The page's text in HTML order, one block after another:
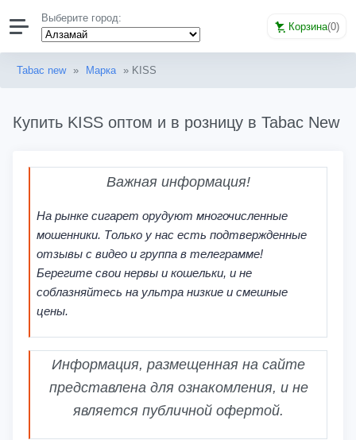
Выберите город:
Корзина(0)
Tabac new » Марка » KISS
Купить KISS оптом и в розницу в Tabac New
Важная информация!
На рынке сигарет орудуют многочисленные
мошенники. Только у нас есть подтвержденные
отзывы с видео и группа в телеграмме!
Берегите свои нервы и кошельки, и не
соблазняйтесь на ультра низкие и смешные
цены.
Информация, размещенная на сайте
представлена для ознакомления, и не
является публичной офертой.